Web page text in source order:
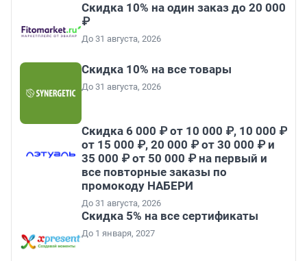
Скидка 10% на один заказ до 20 000
₽
До 31 августа, 2026
Скидка 10% на все товары
До 31 августа, 2026
Скидка 6 000 ₽ от 10 000 ₽, 10 000 ₽
от 15 000 ₽, 20 000 ₽ от 30 000 ₽ и
35 000 ₽ от 50 000 ₽ на первый и
все повторные заказы по
промокоду НАБЕРИ
До 31 августа, 2026
Скидка 5% на все сертификаты
До 1 января, 2027